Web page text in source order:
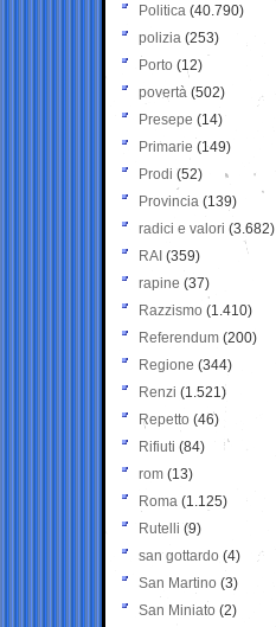
Politica (40.790)
polizia (253)
Porto (12)
povertà (502)
Presepe (14)
Primarie (149)
Prodi (52)
Provincia (139)
radici e valori (3.682)
RAI (359)
rapine (37)
Razzismo (1.410)
Referendum (200)
Regione (344)
Renzi (1.521)
Repetto (46)
Rifiuti (84)
rom (13)
Roma (1.125)
Rutelli (9)
san gottardo (4)
San Martino (3)
San Miniato (2)